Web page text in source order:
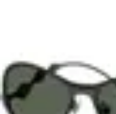
Leisure Guide Online